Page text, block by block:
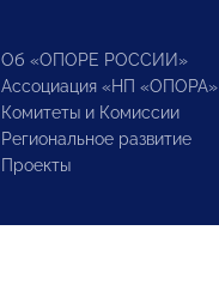
Об «ОПОРЕ РОССИИ»
Ассоциация «НП «ОПОРА»
Комитеты и Комиссии
Региональное развитие
Проекты